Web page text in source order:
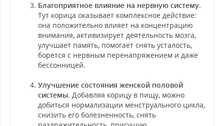
Благоприятное влияние на нервную систему.
Тут корица оказывает комплексное действие:
она положительно влияет на концентрацию
внимания, активизирует деятельность мозга,
улучшает память, помогает снять усталость,
борется с нервным перенапряжением и даже
бессонницей.
Улучшение состояния женской половой
системы. Добавляя корицу в пищу, можно
добиться нормализации менструального цикла,
снизить его болезненность, снять